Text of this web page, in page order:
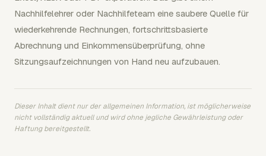
Nachhilfelehrer oder Nachhilfeteam eine saubere Quelle für
wiederkehrende Rechnungen, fortschrittsbasierte
Abrechnung und Einkommensüberprüfung, ohne
Sitzungsaufzeichnungen von Hand neu aufzubauen.
Dieser Inhalt dient nur der allgemeinen Information, ist möglicherweise
nicht vollständig aktuell und wird ohne jegliche Gewährleistung oder
Haftung bereitgestellt.